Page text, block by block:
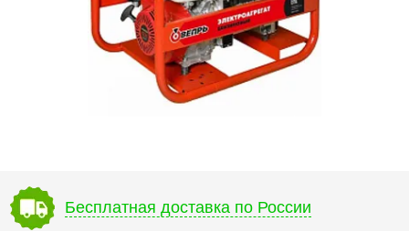
Бесплатная доставка по России